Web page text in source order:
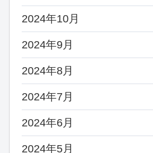
2024年10月
2024年9月
2024年8月
2024年7月
2024年6月
2024年5月